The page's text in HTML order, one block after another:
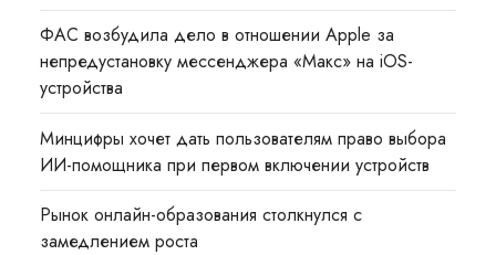
ФАС возбудила дело в отношении Apple за
непредустановку мессенджера «Макс» на iOS-
устройства
Минцифры хочет дать пользователям право выбора
ИИ-помощника при первом включении устройств
Рынок онлайн-образования столкнулся с
замедлением роста